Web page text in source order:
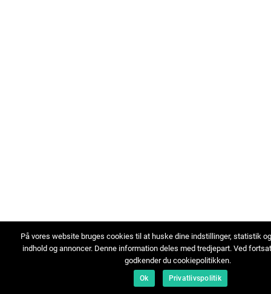
På vores website bruges cookies til at huske dine indstillinger, statistik
indhold og annoncer. Denne information deles med tredjepart. Ved
godkender du cookiepolitikken.
Ok Privatlivspolitik